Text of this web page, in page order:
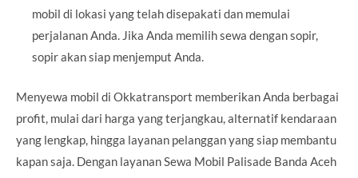
mobil di lokasi yang telah disepakati dan memulai
perjalanan Anda. Jika Anda memilih sewa dengan sopir,
sopir akan siap menjemput Anda.
Menyewa mobil di Okkatransport memberikan Anda berbagai
profit, mulai dari harga yang terjangkau, alternatif kendaraan
yang lengkap, hingga layanan pelanggan yang siap membantu
kapan saja. Dengan layanan Sewa Mobil Palisade Banda Aceh